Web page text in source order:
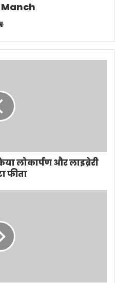
Manch
Website
लोकार्पण और लाइब्रेरी
फीता